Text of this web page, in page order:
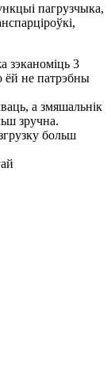
пагрузчыка,
зэканоміць 3
ёй не патрэбны
а змяшальнік
зручна.
больш